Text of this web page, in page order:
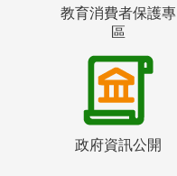
教育消費者保護專
區
政府資訊公開